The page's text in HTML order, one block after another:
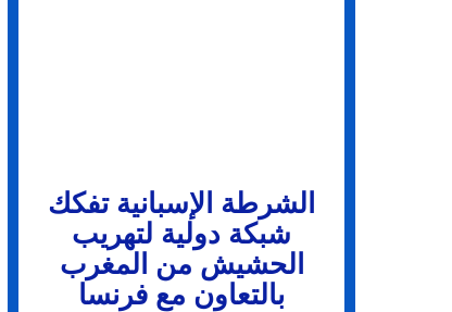
الشرطة الإسبانية تفكك
شبكة دولية لتهريب
الحشيش من المغرب
بالتعاون مع فرنسا